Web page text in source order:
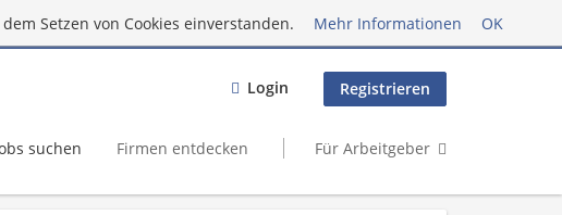
Setzen von Cookies einverstanden. Mehr Informationen OK
Login Registrieren
suchen Firmen entdecken Für Arbeitgeber